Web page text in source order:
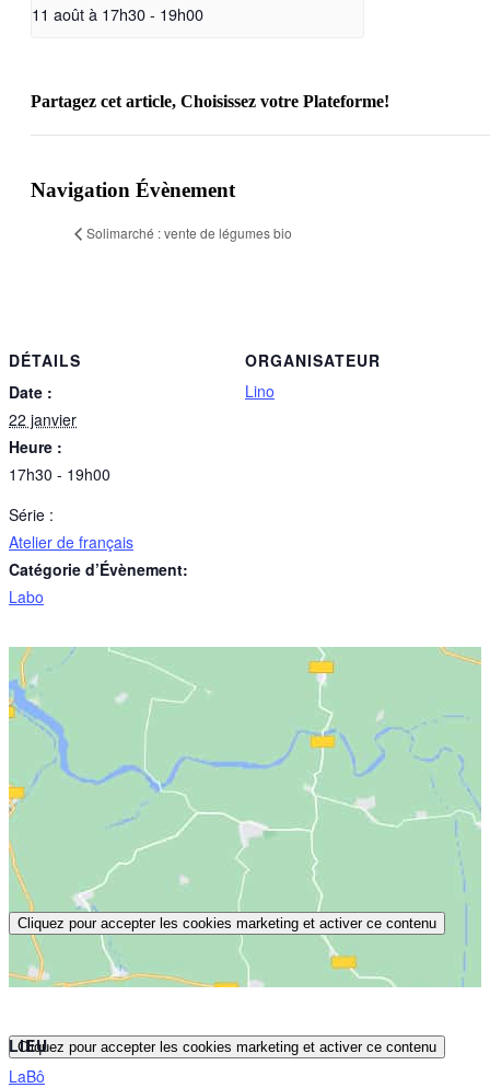
11 août à 17h30- 19h00
Partagez cet article, Choisissez votre Plateforme!
Navigation Évènement
Solimarché : vente de légumes bio
DÉTAILS
Date :
22 janvier
Heure :
17h30 - 19h00
Série :
Atelier de français
Catégorie d’Évènement:
Labo
ORGANISATEUR
Lino
LIEU
LaBô
Cliquez pour accepter les cookies marketing et activer ce contenu
Cliquez pour accepter les cookies marketing et activer ce contenu